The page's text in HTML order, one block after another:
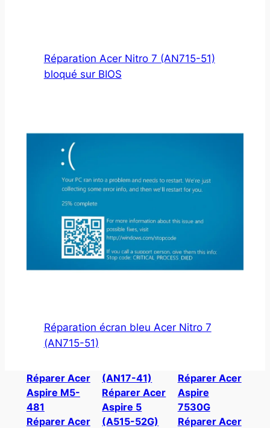
Réparation Acer Nitro 7 (AN715-51)
bloqué sur BIOS
Réparation écran bleu Acer Nitro 7
(AN715-51)
Réparer Acer
Aspire M5-
481
Réparer Acer
(AN17-41)
Réparer Acer
Aspire 5
(A515-52G)
Réparer Acer
Aspire
7530G
Réparer Acer